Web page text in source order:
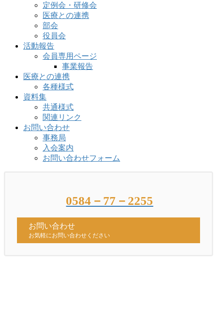
定例会・研修会
医療との連携
部会
役員会
活動報告
会員専用ページ
事業報告
医療との連携
各種様式
資料集
共通様式
関連リンク
お問い合わせ
事務局
入会案内
お問い合わせフォーム
0584－77－2255
お問い合わせ
お気軽にお問い合わせください